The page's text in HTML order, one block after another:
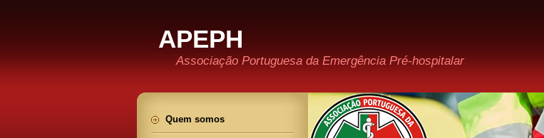
APEPH
Associação Portuguesa da Emergência Pré-hospitalar
Quem somos